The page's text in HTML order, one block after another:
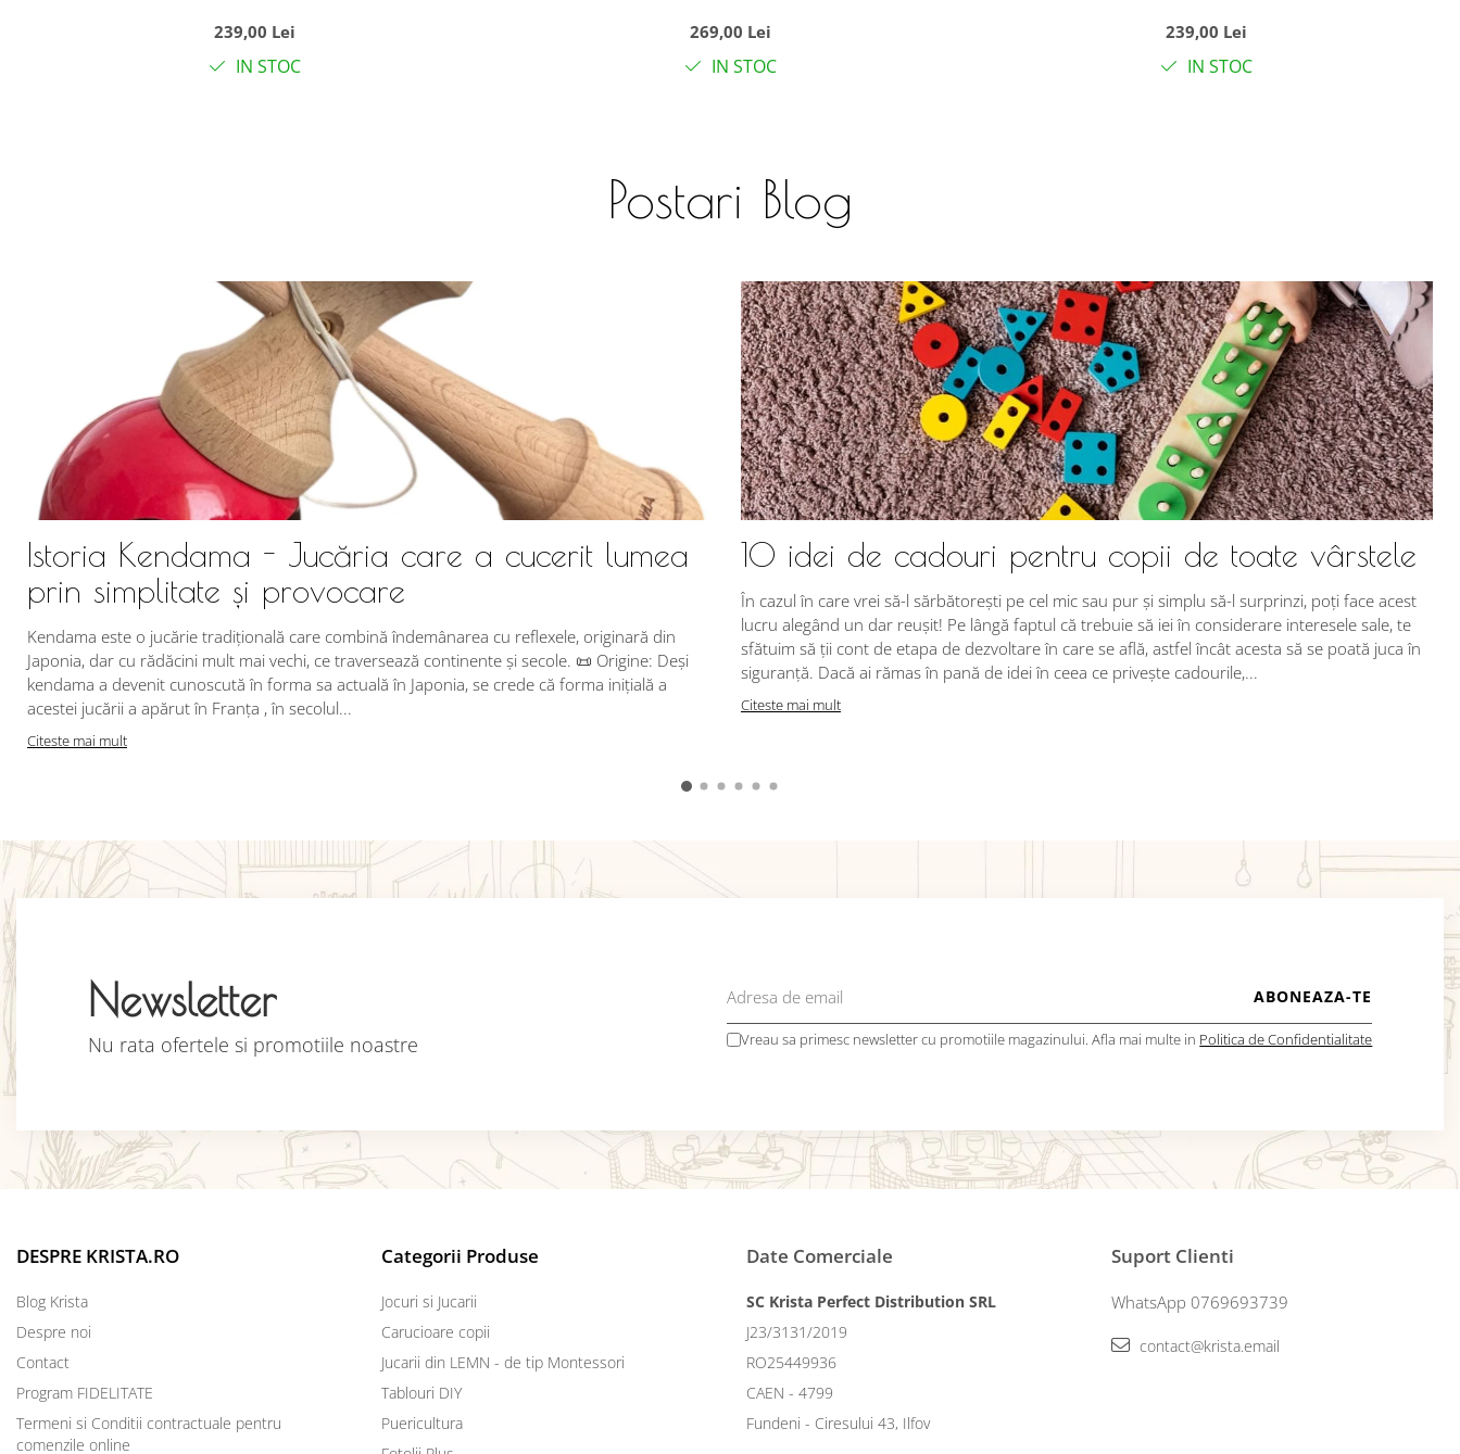
239,00 Lei
IN STOC
269,00 Lei
IN STOC
239,00 Lei
IN STOC
Postari Blog
Istoria Kendama - Jucăria care a cucerit lumea
prin simplitate și provocare
Kendama este o jucărie tradițională care combină îndemânarea cu reflexele, originară din
Japonia, dar cu rădăcini mult mai vechi, ce traversează continente și secole. 📜 Origine: Deși
kendama a devenit cunoscută în forma sa actuală în Japonia, se crede că forma inițială a
acestei jucării a apărut în Franța , în secolul...
Citeste mai mult
10 idei de cadouri pentru copii de toate vârstele
În cazul în care vrei să-l sărbătorești pe cel mic sau pur și simplu să-l surprinzi, poți face acest
lucru alegând un dar reușit! Pe lângă faptul că trebuie să iei în considerare interesele sale, te
sfătuim să ții cont de etapa de dezvoltare în care se află, astfel încât acesta să se poată juca în
siguranță. Dacă ai rămas în pană de idei în ceea ce privește cadourile,...
Citeste mai mult
Newsletter
Nu rata ofertele si promotiile noastre Vreau sa primesc newsletter cu promotiile magazinului. Afla mai multe in Politica de Confidentialitate
DESPRE KRISTA.RO
Blog Krista
Despre noi
Contact
Program FIDELITATE
Termeni si Conditii contractuale pentru
comenzile online
Categorii Produse
Jocuri si Jucarii
Carucioare copii
Jucarii din LEMN - de tip Montessori
Tablouri DIY
Puericultura
Date Comerciale
SC Krista Perfect Distribution SRL
J23/3131/2019
RO25449936
CAEN - 4799
Fundeni - Ciresului 43, Ilfov
Suport Clienti
WhatsApp 0769693739
contact@krista.email